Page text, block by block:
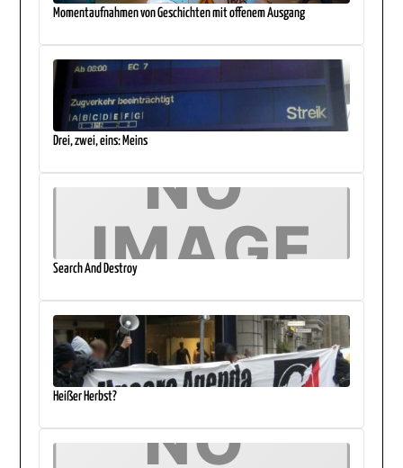
Momentaufnahmen von Geschichten mit offenem Ausgang
Drei, zwei, eins: Meins
Search And Destroy
Heißer Herbst?